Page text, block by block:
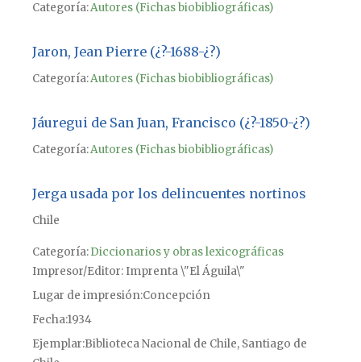
Categoría:Autores (Fichas biobibliográficas)
Jaron, Jean Pierre (¿?-1688-¿?)
Categoría:Autores (Fichas biobibliográficas)
Jáuregui de San Juan, Francisco (¿?-1850-¿?)
Categoría:Autores (Fichas biobibliográficas)
Jerga usada por los delincuentes nortinos
Chile
Categoría:Diccionarios y obras lexicográficas
Impresor/Editor Imprenta \"El Águila\"
Lugar de impresiónConcepción
Fecha1934
Ejemplar Biblioteca Nacional de Chile, Santiago de